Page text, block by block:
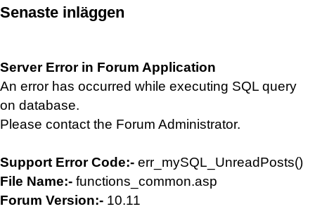
Senaste inläggen
Server Error in Forum Application
An error has occurred while executing SQL query
on database.
Please contact the Forum Administrator.
Support Error Code:- err_mySQL_UnreadPosts()
File Name:- functions_common.asp
Forum Version:- 10.11